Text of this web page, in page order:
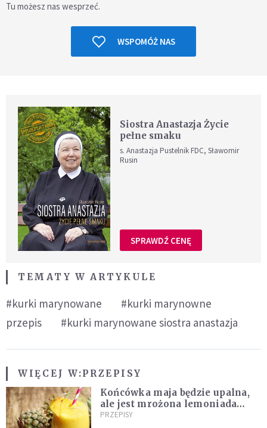
Tu możesz nas wesprzeć.
WSPOMÓŻ NAS
Siostra Anastazja Życie
pełne smaku
s. Anastazja Pustelnik FDC, Sławomir
Rusin
SPRAWDŹ CENĘ
TEMATY W ARTYKULE
#kurki marynowane
#kurki marynowne
przepis
#kurki marynowane siostra anastazja
WIĘCEJ W:PRZEPISY
Końcówka maja będzie upalna,
ale jest mrożona lemoniada
ananasowa z limonką [PRZEPIS]
PRZEPISY